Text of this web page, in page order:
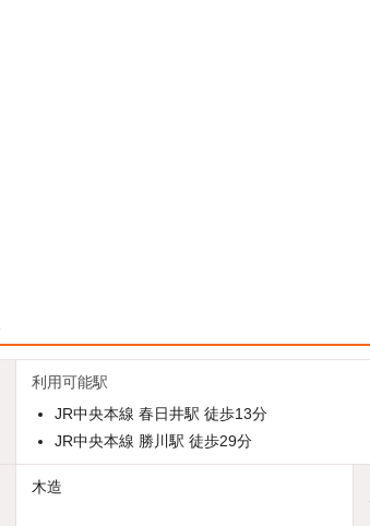
利用可能駅
JR中央本線 春日井駅 徒歩13分
JR中央本線 勝川駅 徒歩29分
木造